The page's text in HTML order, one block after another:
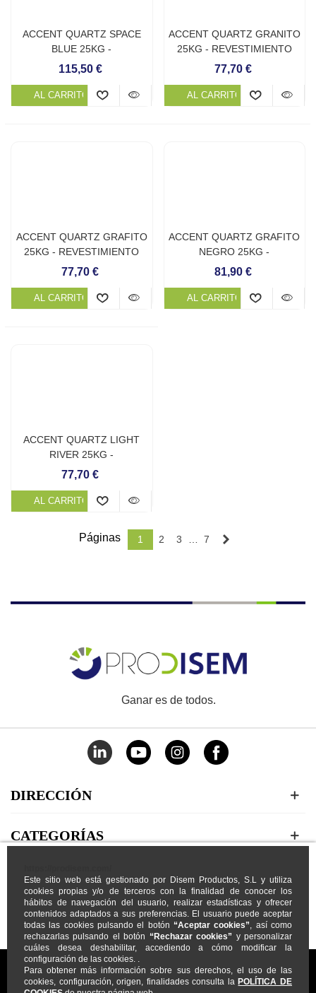
Este sitio web está gestionado por Disem Productos, S.L y utiliza
cookies propias y/o de terceros con la finalidad de conocer los
hábitos de navegación del usuario, realizar estadísticas y ofrecer
contenidos adaptados a sus preferencias. El usuario puede aceptar
todas las cookies pulsando el botón “Aceptar cookies”
, así como
rechazarlas pulsando el botón “Rechazar cookies” y personalizar
cuáles desea deshabilitar, accediendo a cómo modificar la
configuración de las cookies. .
Para obtener más información sobre sus derechos, el uso de las
cookies, configuración, origen, finalidades consulta laPOLÍTICA DE
ACCENT QUARTZ SPACE
BLUE 25KG -
REVESTIMIENTO
115,50 €
AL CARRITO
ACCENT QUARTZ GRANITO
25KG - REVESTIMIENTO
CONTINUO DE PISCINA
77,70 €
AL CARRITO
ACCENT QUARTZ GRAFITO
25KG - REVESTIMIENTO
CONTINUO DE PISCINA
77,70 €
AL CARRITO
ACCENT QUARTZ GRAFITO
NEGRO 25KG -
REVESTIMIENTO
81,90 €
AL CARRITO
ACCENT QUARTZ LIGHT
RIVER 25KG -
REVESTIMIENTO
77,70 €
AL CARRITO
Páginas 1 2 3 7
Ganar es de todos.
DIRECCIÓN
CATEGORÍAS
MI CUENTA
NOSOTROS